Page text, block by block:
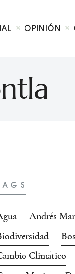
OPINIÓN
Andrés
Climático